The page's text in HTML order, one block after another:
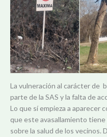
La vulneración al carácter de
parte de la SAS y la falta de
Lo que sí empieza a aparecer
que este avasallamiento tiene
sobre la salud de los vecinos.